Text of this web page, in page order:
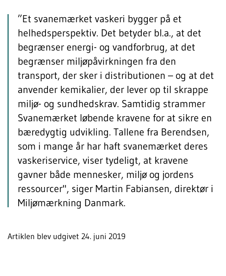
”Et svanemærket vaskeri bygger på et
helhedsperspektiv. Det betyder bl.a., at det
begrænser energi- og vandforbrug, at det
begrænser miljøpåvirkningen fra den
transport, der sker i distributionen – og at det
anvender kemikalier, der lever op til skrappe
miljø- og sundhedskrav. Samtidig strammer
Svanemærket løbende kravene for at sikre en
bæredygtig udvikling. Tallene fra Berendsen,
som i mange år har haft svanemærket deres
vaskeriservice, viser tydeligt, at kravene
gavner både mennesker, miljø og jordens
ressourcer", siger Martin Fabiansen, direktør i
Miljømærkning Danmark.
Artiklen blev udgivet 24. juni 2019